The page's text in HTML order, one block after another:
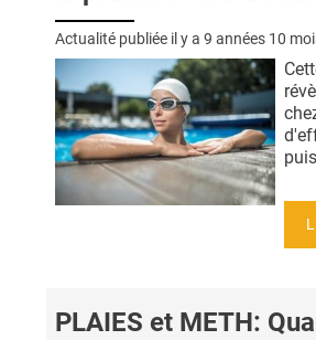
Actualité publiée il y a 9 années 10
PLAIES et METH: